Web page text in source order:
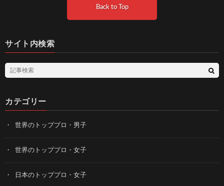
Back to Top
サイト内検索
カテゴリー
世界のトッププロ・男子
世界のトッププロ・女子
日本のトッププロ・女子